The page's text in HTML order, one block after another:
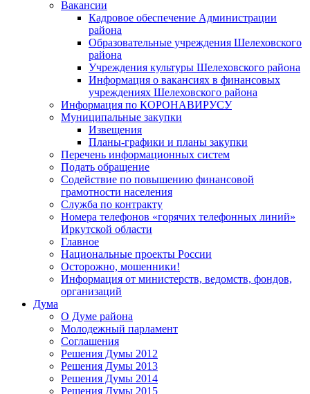
Вакансии
Кадровое обеспечение Администрации
района
Образовательные учреждения Шелеховского
района
Учреждения культуры Шелеховского района
Информация о вакансиях в финансовых
учреждениях Шелеховского района
Информация по КОРОНАВИРУСУ
Муниципальные закупки
Извещения
Планы-графики и планы закупки
Перечень информационных систем
Подать обращение
Содействие по повышению финансовой
грамотности населения
Служба по контракту
Номера телефонов «горячих телефонных линий»
Иркутской области
Главное
Национальные проекты России
Осторожно, мошенники!
Информация от министерств, ведомств, фондов,
организаций
Дума
О Думе района
Молодежный парламент
Соглашения
Решения Думы 2012
Решения Думы 2013
Решения Думы 2014
Решения Думы 2015